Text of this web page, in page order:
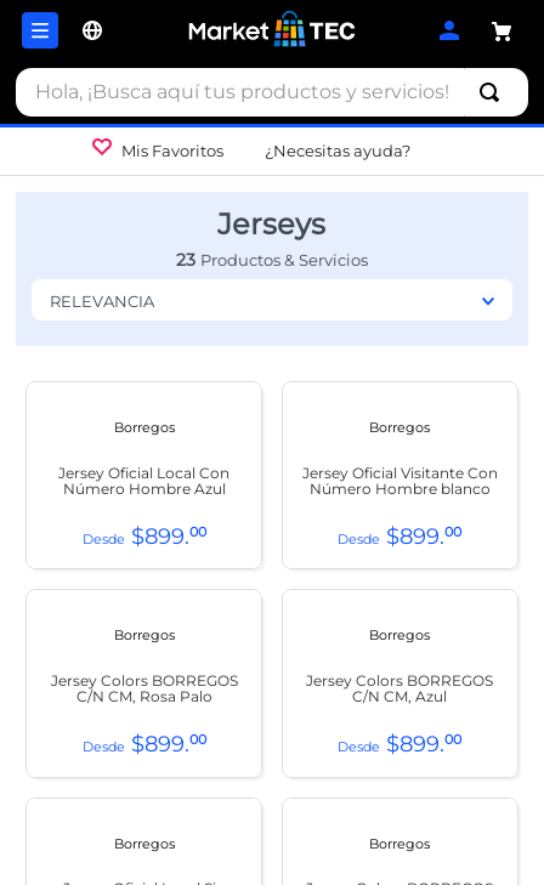
Hola, ¡Busca aquí tus productos y servicios!
Mis Favoritos ¿Necesitas ayuda?
Jerseys
23
RELEVANCIA
Borregos
Jersey Oficial Local Con
Número Hombre Azul
$899.00
Borregos
Jersey Oficial Visitante Con
Número Hombre blanco
$899.00
Borregos
Jersey Colors BORREGOS
C/N CM, Rosa Palo
$899.00
Borregos
Jersey Colors BORREGOS
C/N CM, Azul
$899.00
Borregos Borregos